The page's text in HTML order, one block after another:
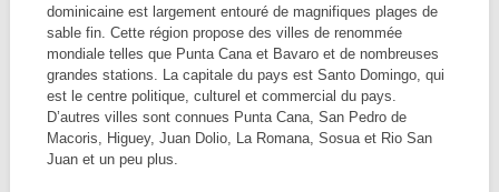
dominicaine est largement entouré de magnifiques plages de
sable fin. Cette région propose des villes de renommée
mondiale telles que Punta Cana et Bavaro et de nombreuses
grandes stations. La capitale du pays est Santo Domingo, qui
est le centre politique, culturel et commercial du pays.
D’autres villes sont connues Punta Cana, San Pedro de
Macoris, Higuey, Juan Dolio, La Romana, Sosua et Rio San
Juan et un peu plus.